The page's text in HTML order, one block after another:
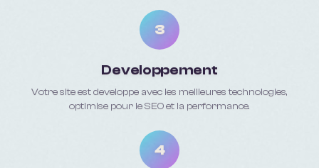
3
Developpement
Votre site est developpe avec les meilleures technologies,
optimise pour le SEO et la performance.
4